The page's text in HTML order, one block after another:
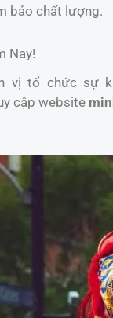
bảo chất lượng.
Nay!
vị tổ chức sự
cập website